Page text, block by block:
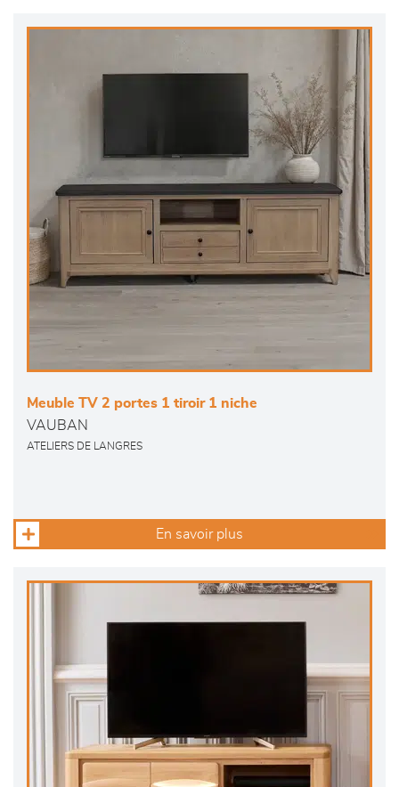
Meuble TV 2 portes 1 tiroir 1 niche
VAUBAN
ATELIERS DE LANGRES
En savoir plus